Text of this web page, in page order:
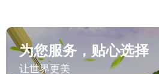
为您服务，贴心选择
让世界更美